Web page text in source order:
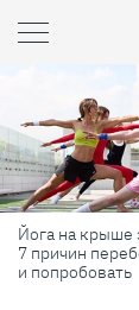
Готовь как
секретов,